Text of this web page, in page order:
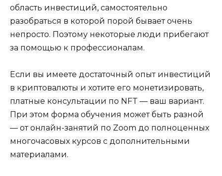
область инвестиций, самостоятельно
разобраться в которой порой бывает очень
непросто. Поэтому некоторые люди прибегают
за помощью к профессионалам.
Если вы имеете достаточный опыт инвестиций
в криптовалюты и хотите его монетизировать,
платные консультации по NFT — ваш вариант.
При этом форма обучения может быть разной
— от онлайн-занятий по Zoom до полноценных
многочасовых курсов с дополнительными
материалами.